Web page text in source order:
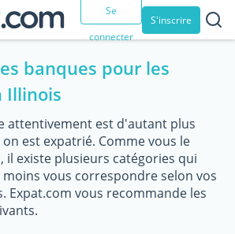
Se
connecter
S'inscrire
banques pour les
Illinois
attentivement est d'autant plus
est expatrié. Comme vous le
il existe plusieurs catégories qui
vous correspondre selon vos
Expat.com vous recommande les